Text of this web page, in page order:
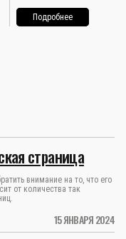
Подробнее
15 ЯНВАРЯ 2024
страница
внимание на то, что его
от количества так